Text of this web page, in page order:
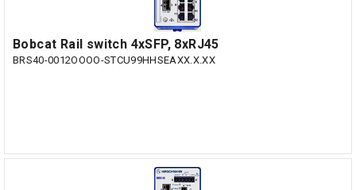
Bobcat Rail switch 4xSFP, 8xRJ45
BRS40-0012OOOO-STCU99HHSEAXX.X.XX